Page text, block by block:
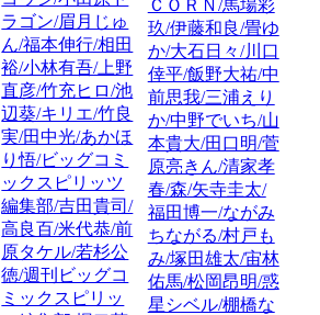
ラゴン/眉月じゅ
ん/福本伸行/相田
裕/小林有吾/上野
直彦/竹充ヒロ/池
辺葵/キリエ/竹良
実/田中光/あかほ
り悟/ビッグコミ
ックスピリッツ
編集部/吉田貴司/
高良百/米代恭/前
原タケル/若杉公
徳/週刊ビッグコ
ミックスピリッ
ＣＯＲＮ/馬場彩
玖/伊藤和良/畳ゆ
か/大石日々/川口
倖平/飯野大祐/中
前思我/三浦えり
か/中野でいち/山
本貴大/田口明/菅
原亮きん/清家孝
春/森/矢寺圭太/
福田博一/ながみ
ちながる/村戸も
み/塚田雄太/宙林
佑馬/松岡昂明/惑
星シベル/棚橋な